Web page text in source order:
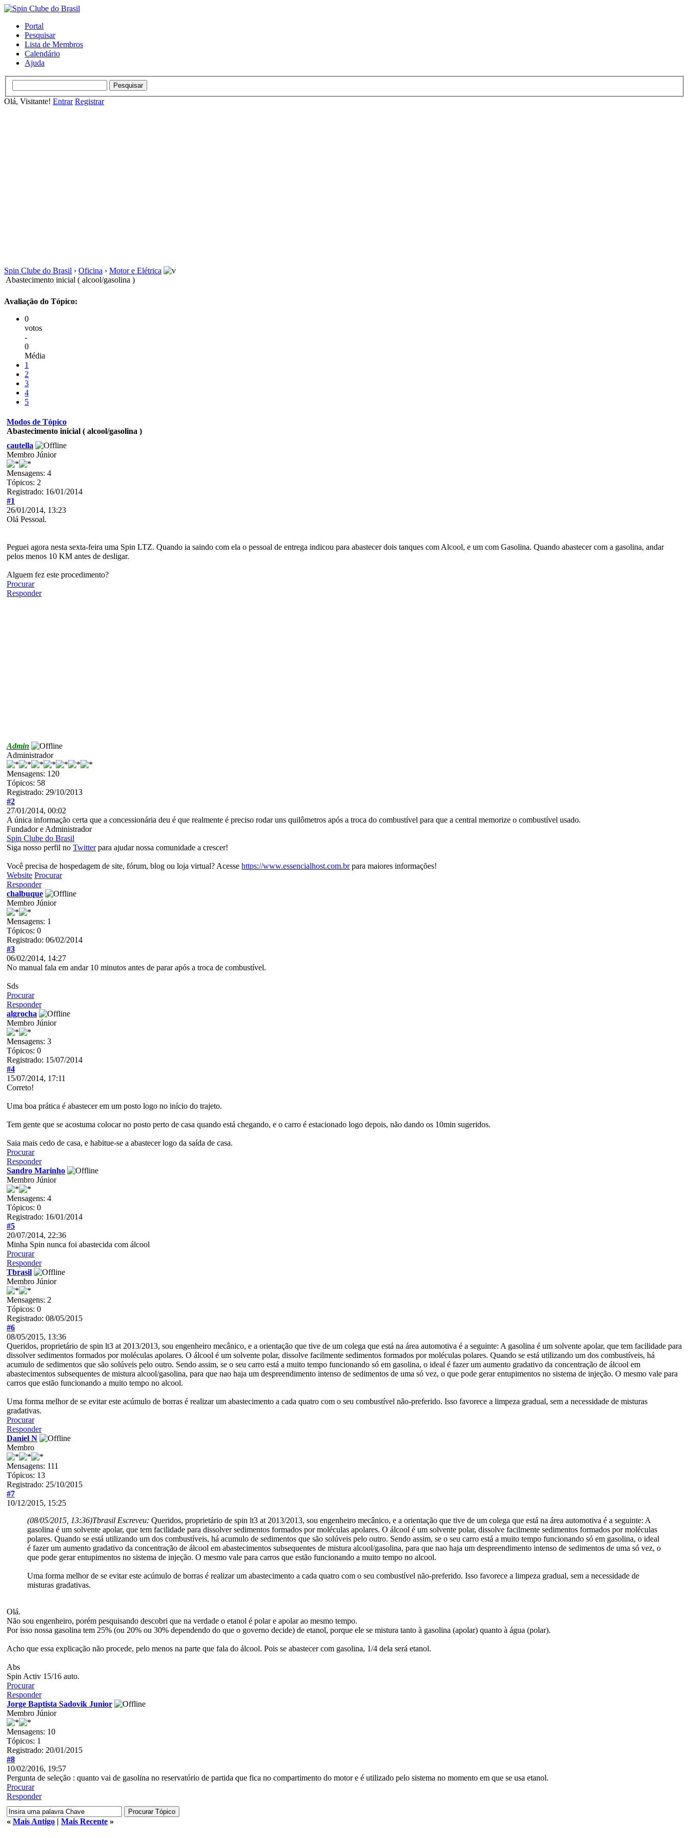
Portal
Pesquisar
Lista de Membros
Calendário
Ajuda
Olá, Visitante! Entrar Registrar
Spin Clube do Brasil › Oficina › Motor e Elétrica
Abastecimento inicial ( alcool/gasolina )
Avaliação do Tópico:
0
votos
-
0
Média
1
2
3
4
5
Modos de Tópico
Abastecimento inicial ( alcool/gasolina )
cautella
Membro Júnior
Mensagens: 4
Tópicos: 2
Registrado: 16/01/2014
#1
26/01/2014, 13:23
Olá Pessoal.
Peguei agora nesta sexta-feira uma Spin LTZ. Quando ia saindo com ela o pessoal de entrega indicou para abastecer dois tanques com Alcool, e um com Gasolina. Quando abastecer com a gasolina, andar
pelos menos 10 KM antes de desligar.
Alguem fez este procedimento?
Procurar
Responder
Admin
Administrador
Mensagens: 120
Tópicos: 58
Registrado: 29/10/2013
#2
27/01/2014, 00:02
A única informação certa que a concessionária deu é que realmente é preciso rodar uns quilômetros após a troca do combustível para que a central memorize o combustível usado.
Fundador e Administrador
Spin Clube do Brasil
Siga nosso perfil no Twitterpara ajudar nossa comunidade a crescer!
Você precisa de hospedagem de site, fórum, blog ou loja virtual? Acesse https://www.essencialhost.com.brpara maiores informações!
Website Procurar
Responder
chalbuque
Membro Júnior
Mensagens: 1
Tópicos: 0
Registrado: 06/02/2014
#3
06/02/2014, 14:27
No manual fala em andar 10 minutos antes de parar após a troca de combustível.
Sds
Procurar
Responder
algrocha
Membro Júnior
Mensagens: 3
Tópicos: 0
Registrado: 15/07/2014
#4
15/07/2014, 17:11
Correto!
Uma boa prática é abastecer em um posto logo no início do trajeto.
Tem gente que se acostuma colocar no posto perto de casa quando está chegando, e o carro é estacionado logo depois, não dando os 10min sugeridos.
Saia mais cedo de casa, e habitue-se a abastecer logo da saída de casa.
Procurar
Responder
Sandro Marinho
Membro Júnior
Mensagens: 4
Tópicos: 0
Registrado: 16/01/2014
#5
20/07/2014, 22:36
Minha Spin nunca foi abastecida com álcool
Procurar
Responder
Tbrasil
Membro Júnior
Mensagens: 2
Tópicos: 0
Registrado: 08/05/2015
#6
08/05/2015, 13:36
Queridos, proprietário de spin lt3 at 2013/2013, sou engenheiro mecânico, e a orientação que tive de um colega que está na área automotiva é a seguinte: A gasolina é um solvente apolar, que tem facilidade para
dissolver sedimentos formados por moléculas apolares. O álcool é um solvente polar, dissolve facilmente sedimentos formados por moléculas polares. Quando se está utilizando um dos combustíveis, há
acumulo de sedimentos que são solúveis pelo outro. Sendo assim, se o seu carro está a muito tempo funcionando só em gasolina, o ideal é fazer um aumento gradativo da concentração de álcool em
abastecimentos subsequentes de mistura alcool/gasolina, para que nao haja um despreendimento intenso de sedimentos de uma só vez, o que pode gerar entupimentos no sistema de injeção. O mesmo vale para
carros que estão funcionando a muito tempo no alcool.
Uma forma melhor de se evitar este acúmulo de borras é realizar um abastecimento a cada quatro com o seu combustível não-preferido. Isso favorece a limpeza gradual, sem a necessidade de misturas
gradativas.
Procurar
Responder
Daniel N
Membro
Mensagens: 111
Tópicos: 13
Registrado: 25/10/2015
#7
10/12/2015, 15:25
(08/05/2015, 13:36)Tbrasil Escreveu: Queridos, proprietário de spin lt3 at 2013/2013, sou engenheiro mecânico, e a orientação que tive de um colega que está na área automotiva é a seguinte: A
gasolina é um solvente apolar, que tem facilidade para dissolver sedimentos formados por moléculas apolares. O álcool é um solvente polar, dissolve facilmente sedimentos formados por moléculas
polares. Quando se está utilizando um dos combustíveis, há acumulo de sedimentos que são solúveis pelo outro. Sendo assim, se o seu carro está a muito tempo funcionando só em gasolina, o ideal
é fazer um aumento gradativo da concentração de álcool em abastecimentos subsequentes de mistura alcool/gasolina, para que nao haja um despreendimento intenso de sedimentos de uma só vez, o
que pode gerar entupimentos no sistema de injeção. O mesmo vale para carros que estão funcionando a muito tempo no alcool.
Uma forma melhor de se evitar este acúmulo de borras é realizar um abastecimento a cada quatro com o seu combustível não-preferido. Isso favorece a limpeza gradual, sem a necessidade de
misturas gradativas.
Olá.
Não sou engenheiro, porém pesquisando descobri que na verdade o etanol é polar e apolar ao mesmo tempo.
Por isso nossa gasolina tem 25% (ou 20% ou 30% dependendo do que o governo decide) de etanol, porque ele se mistura tanto à gasolina (apolar) quanto à água (polar).
Acho que essa explicação não procede, pelo menos na parte que fala do álcool. Pois se abastecer com gasolina, 1/4 dela será etanol.
Abs
Spin Activ 15/16 auto.
Procurar
Responder
Jorge Baptista Sadovik Junior
Membro Júnior
Mensagens: 10
Tópicos: 1
Registrado: 20/01/2015
#8
10/02/2016, 19:57
Pergunta de seleção : quanto vai de gasolina no reservatório de partida que fica no compartimento do motor e é utilizado pelo sistema no momento em que se usa etanol.
Procurar
Responder
« Mais Antigo | Mais Recente »